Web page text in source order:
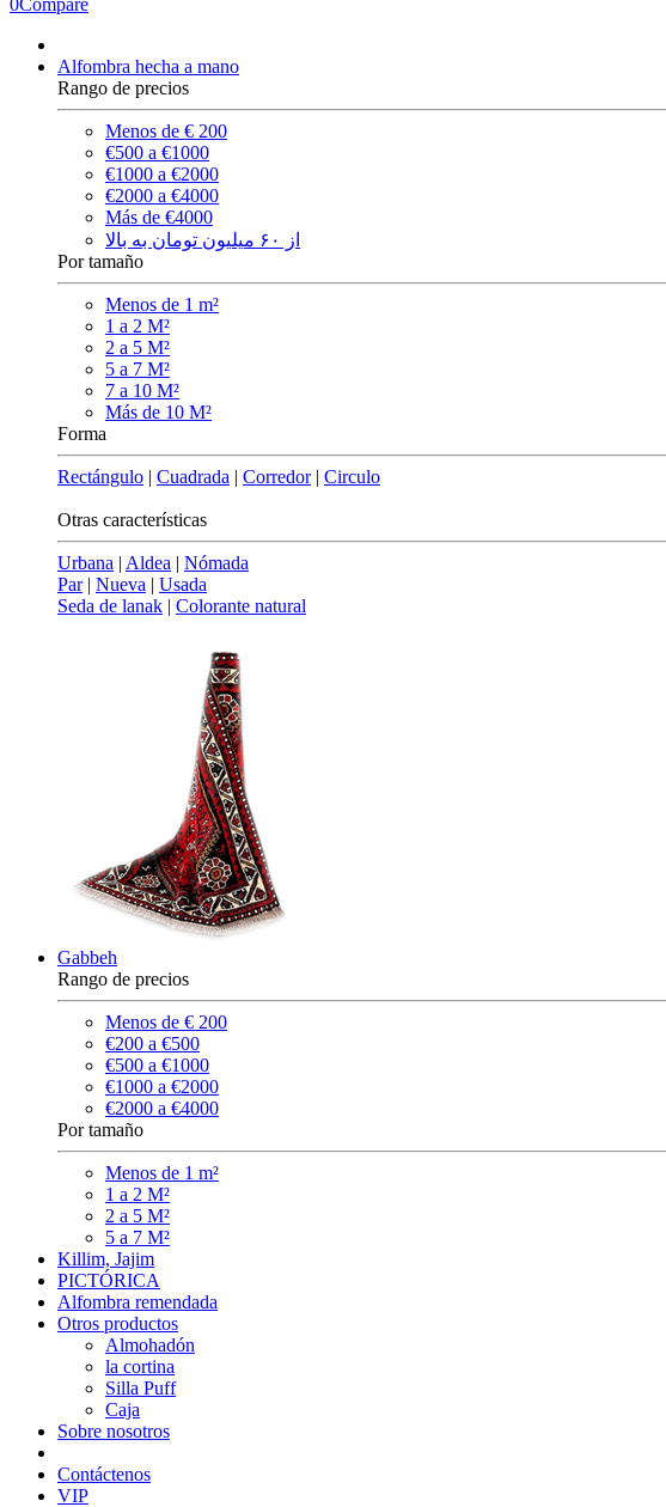
0Compare
Alfombra hecha a mano
Rango de precios
Menos de € 200
€500 a €1000
€1000 a €2000
€2000 a €4000
Más de €4000
از ۶۰ میلیون تومان به بالا
Por tamaño
Menos de 1 m²
1 a 2 M²
2 a 5 M²
5 a 7 M²
7 a 10 M²
Más de 10 M²
Forma
Rectángulo | Cuadrada | Corredor| Circulo
Otras características
Urbana | Aldea | Nómada
Par| Nueva | Usada
Seda de lanak | Colorante natural
Gabbeh
Rango de precios
Menos de € 200
€200 a €500
€500 a €1000
€1000 a €2000
€2000 a €4000
Por tamaño
Menos de 1 m²
1 a 2 M²
2 a 5 M²
5 a 7 M²
Killim, Jajim
PICTÓRICA
Alfombra remendada
Otros productos
Almohadón
la cortina
Silla Puff
Caja
Sobre nosotros
Contáctenos
VIP